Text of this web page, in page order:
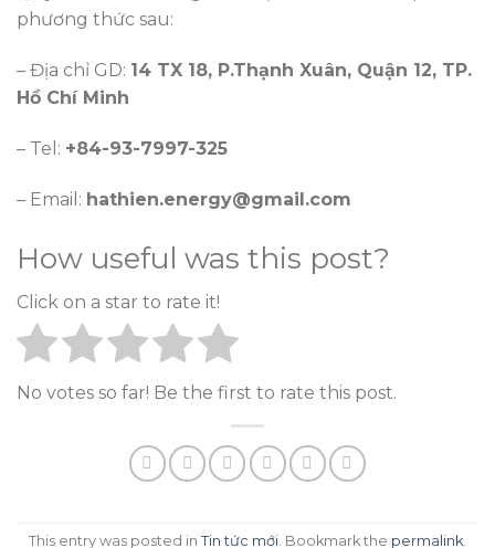
phương thức sau:
– Địa chỉ GD: 14 TX 18, P.Thạnh Xuân, Quận 12, TP.
Hồ Chí Minh
– Tel: +84-93-7997-325
– Email: hathien.energy@gmail.com
How useful was this post?
Click on a star to rate it!
No votes so far! Be the first to rate this post.
This entry was posted in Tin tức mới. Bookmark the permalink.